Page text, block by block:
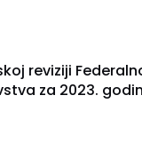
reviziji
za 2023.